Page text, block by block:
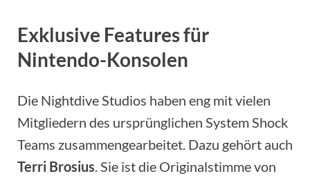
Exklusive Features für
Nintendo-Konsolen
Die Nightdive Studios haben eng mit vielen
Mitgliedern des ursprünglichen System Shock
Teams zusammengearbeitet. Dazu gehört auch
Terri Brosius. Sie ist die Originalstimme von